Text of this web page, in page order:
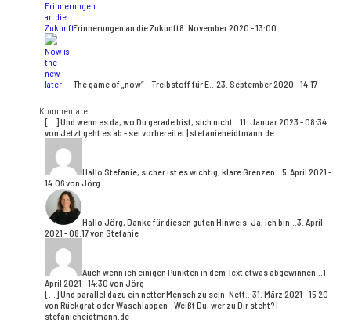
Erinnerungen an die Zukunft8. November 2020 - 13:00
The game of „now“ – Treibstoff für E... 23. September 2020 - 14:17
Kommentare
[…] Und wenn es da, wo Du gerade bist, sich nicht... 11. Januar 2023 - 08:34
von Jetzt geht es ab - sei vorbereitet | stefanieheidtmann.de
Hallo Stefanie, sicher ist es wichtig, klare Grenzen... 5. April 2021 -
14:06 von Jörg
Hallo Jörg, Danke für diesen guten Hinweis. Ja, ich bin... 3. April
2021 - 08:17 von Stefanie
Auch wenn ich einigen Punkten in dem Text etwas abgewinnen... 1.
April 2021 - 14:30 von Jörg
[…] Und parallel dazu ein netter Mensch zu sein. Nett... 31. März 2021 - 15:20
von Rückgrat oder Waschlappen - Weißt Du, wer zu Dir steht? |
stefanieheidtmann.de